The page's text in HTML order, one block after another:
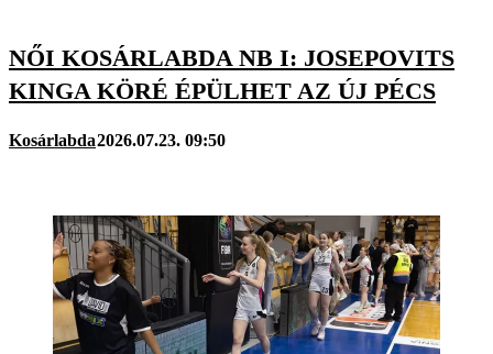
NŐI KOSÁRLABDA NB I: JOSEPOVITS
KINGA KÖRÉ ÉPÜLHET AZ ÚJ PÉCS
Kosárlabda2026.07.23. 09:50